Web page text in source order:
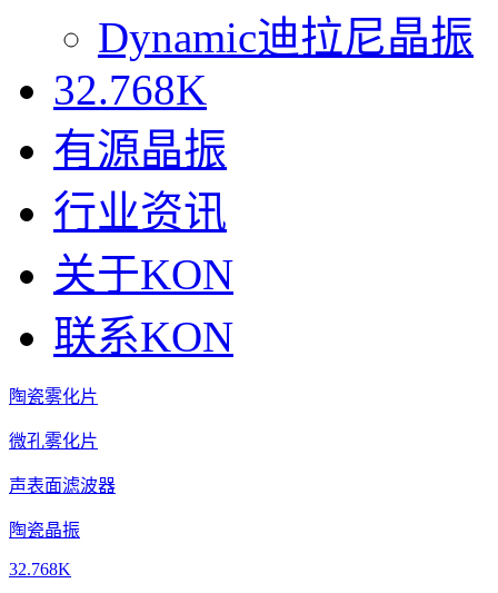
Dynamic迪拉尼晶振
32.768K
有源晶振
行业资讯
关于KON
联系KON
陶瓷雾化片
微孔雾化片
声表面滤波器
陶瓷晶振
32.768K